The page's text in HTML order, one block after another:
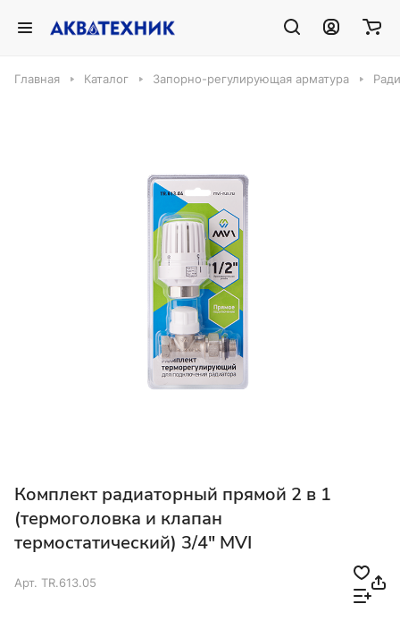
Главная Каталог Запорно-регулирующая арматура
Комплект радиаторный прямой 2 в 1
(термоголовка и клапан
термостатический) 3/4" MVI
Арт. TR.613.05